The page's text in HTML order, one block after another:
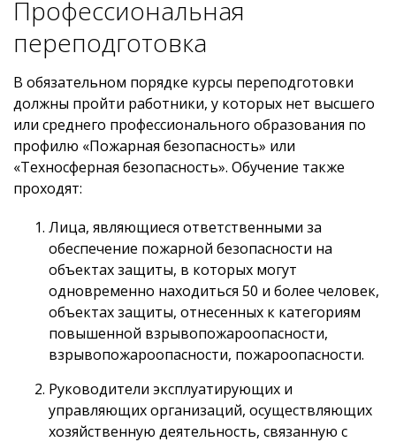
Профессиональная
переподготовка
В обязательном порядке курсы переподготовки
должны пройти работники, у которых нет высшего
или среднего профессионального образования по
профилю «Пожарная безопасность» или
«Техносферная безопасность». Обучение также
проходят:
Лица, являющиеся ответственными за
обеспечение пожарной безопасности на
объектах защиты, в которых могут
одновременно находиться 50 и более человек,
объектах защиты, отнесенных к категориям
повышенной взрывопожароопасности,
взрывопожароопасности, пожароопасности.
Руководители эксплуатирующих и
управляющих организаций, осуществляющих
хозяйственную деятельность, связанную с